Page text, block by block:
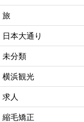
旅
日本大通り
未分類
横浜観光
求人
縮毛矯正